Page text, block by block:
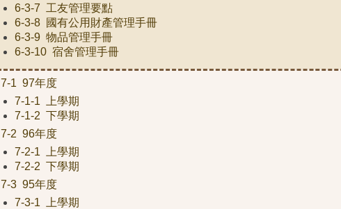
6-3-7 工友管理要點
6-3-8 國有公用財產管理手冊
6-3-9 物品管理手冊
6-3-10 宿舍管理手冊
7-1 97年度
7-1-1 上學期
7-1-2 下學期
7-2 96年度
7-2-1 上學期
7-2-2 下學期
7-3 95年度
7-3-1 上學期